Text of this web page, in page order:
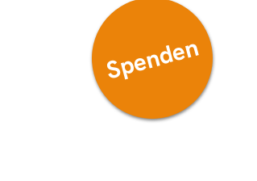
Spenden